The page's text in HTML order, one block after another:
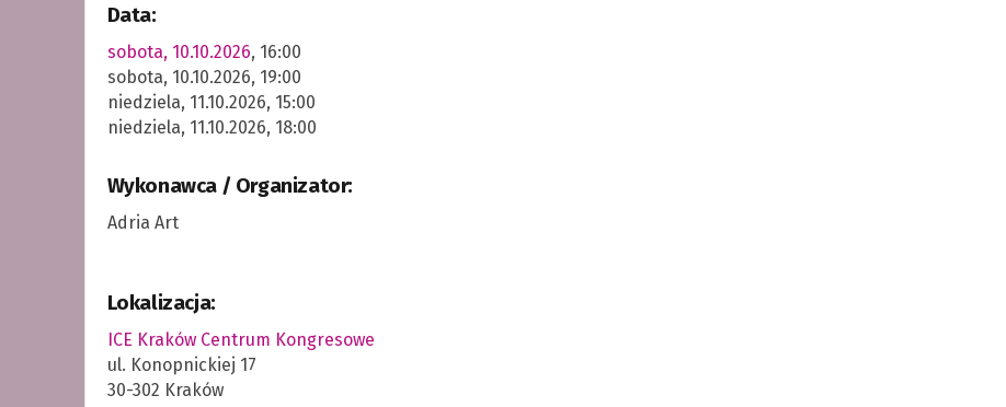
Data:
sobota, 10.10.2026, 16:00
sobota, 10.10.2026, 19:00
niedziela, 11.10.2026, 15:00
niedziela, 11.10.2026, 18:00
Wykonawca / Organizator:
Adria Art
Lokalizacja:
ICE Kraków Centrum Kongresowe
ul. Konopnickiej 17
30-302 Kraków